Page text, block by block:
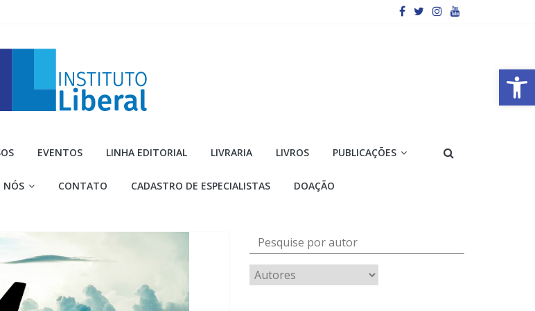
Barra de Ferramentas Aberta
EVENTOS LINHA EDITORIAL LIVRARIA LIVROS PUBLICAÇÕES
NÓS CONTATO CADASTRO DE ESPECIALISTAS DOAÇÃO
Pesquise por autor